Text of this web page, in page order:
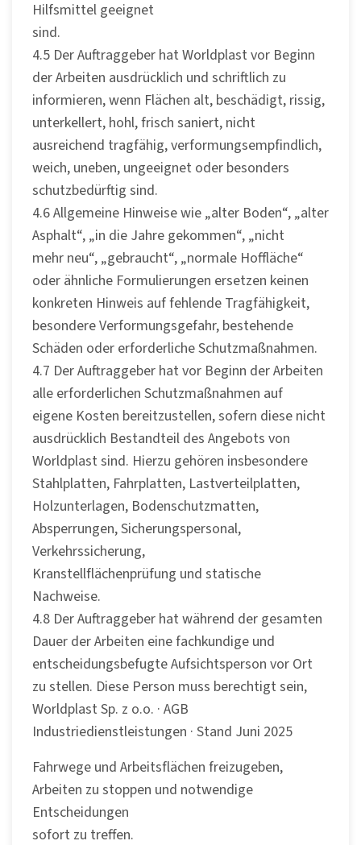
Hilfsmittel geeignet
sind.
4.5 Der Auftraggeber hat Worldplast vor Beginn
der Arbeiten ausdrücklich und schriftlich zu
informieren, wenn Flächen alt, beschädigt, rissig,
unterkellert, hohl, frisch saniert, nicht
ausreichend tragfähig, verformungsempfindlich,
weich, uneben, ungeeignet oder besonders
schutzbedürftig sind.
4.6 Allgemeine Hinweise wie „alter Boden“, „alter
Asphalt“, „in die Jahre gekommen“, „nicht
mehr neu“, „gebraucht“, „normale Hoffläche“
oder ähnliche Formulierungen ersetzen keinen
konkreten Hinweis auf fehlende Tragfähigkeit,
besondere Verformungsgefahr, bestehende
Schäden oder erforderliche Schutzmaßnahmen.
4.7 Der Auftraggeber hat vor Beginn der Arbeiten
alle erforderlichen Schutzmaßnahmen auf
eigene Kosten bereitzustellen, sofern diese nicht
ausdrücklich Bestandteil des Angebots von
Worldplast sind. Hierzu gehören insbesondere
Stahlplatten, Fahrplatten, Lastverteilplatten,
Holzunterlagen, Bodenschutzmatten,
Absperrungen, Sicherungspersonal,
Verkehrssicherung,
Kranstellflächenprüfung und statische
Nachweise.
4.8 Der Auftraggeber hat während der gesamten
Dauer der Arbeiten eine fachkundige und
entscheidungsbefugte Aufsichtsperson vor Ort
zu stellen. Diese Person muss berechtigt sein,
Worldplast Sp. z o.o. · AGB
Industriedienstleistungen · Stand Juni 2025
Fahrwege und Arbeitsflächen freizugeben,
Arbeiten zu stoppen und notwendige
Entscheidungen
sofort zu treffen.